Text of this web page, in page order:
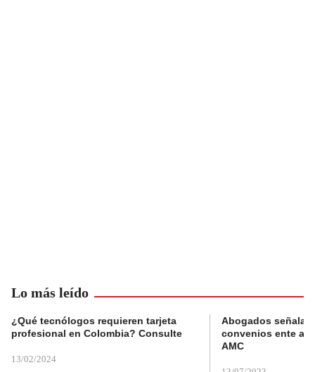
Lo más leído
¿Qué tecnólogos requieren tarjeta
profesional en Colombia? Consulte
13/02/2024
Abogados
convenios ente
AMC